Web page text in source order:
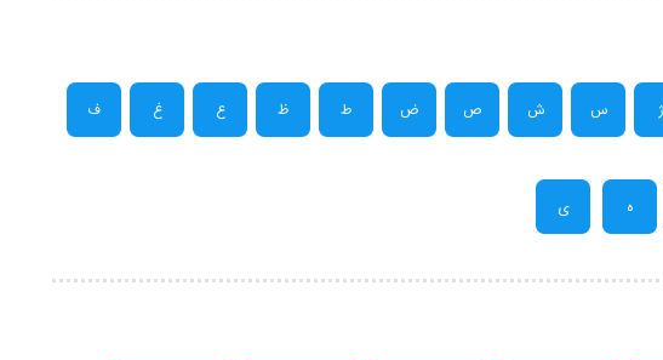
ژ س ش ص ض ط ظ ع غ ف
ه ی